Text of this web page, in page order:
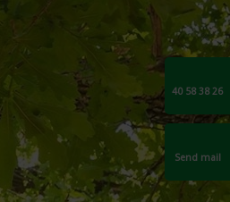
40 58 38 26
Send mail